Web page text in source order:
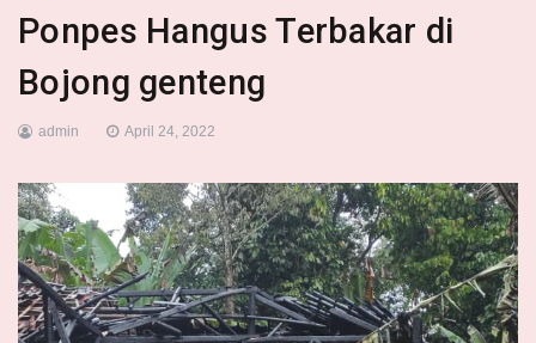
Ponpes Hangus Terbakar di
Bojong genteng
admin April 24, 2022